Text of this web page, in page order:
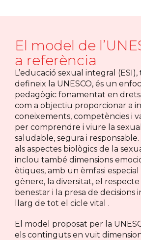
El model de
a referència
L’educació sexual integral
defineix la UNESCO, és un
pedagògic fonamentat en
com a objectiu proporcionar a
coneixements, competències i
per comprendre i viure la
saludable, segura i responsable.
als aspectes biològics de la
inclou també dimensions
ètiques, amb un èmfasi
gènere, la diversitat, el
benestar i la presa de decisions
llarg de tot el cicle vital .
El model proposat per la
els continguts en vuit